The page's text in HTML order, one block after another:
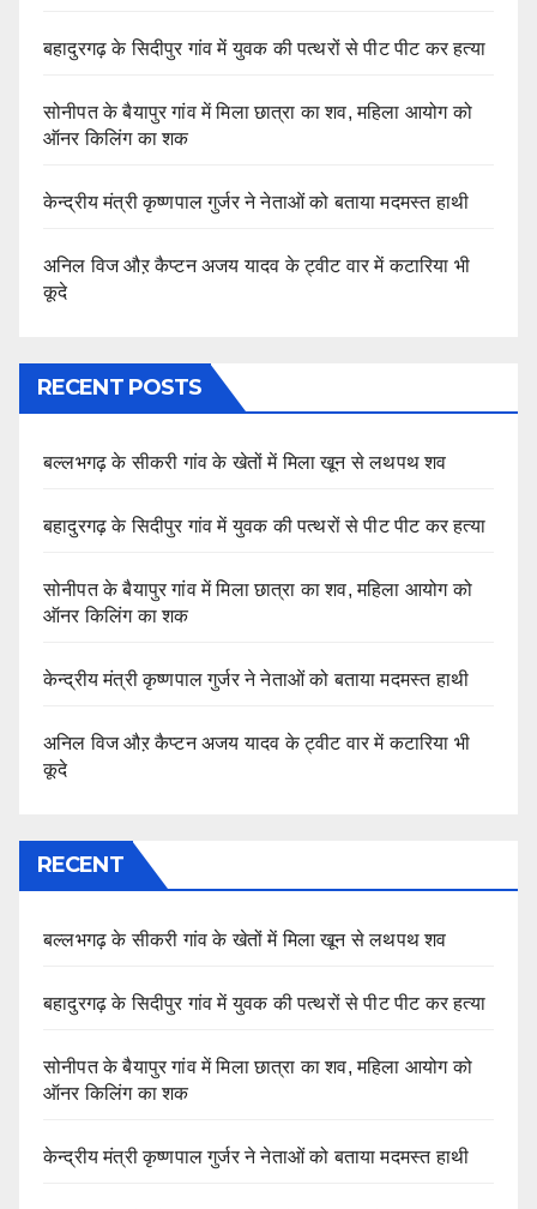
बहादुरगढ़ के सिदीपुर गांव में युवक की पत्थरों से पीट पीट कर हत्या
सोनीपत के बैयापुर गांव में मिला छात्रा का शव, महिला आयोग को
ऑनर किलिंग का शक
केन्द्रीय मंत्री कृष्णपाल गुर्जर ने नेताओं को बताया मदमस्त हाथी
अनिल विज औऱ कैप्टन अजय यादव के ट्वीट वार में कटारिया भी
कूदे
RECENT POSTS
बल्लभगढ़ के सीकरी गांव के खेतों में मिला खून से लथपथ शव
बहादुरगढ़ के सिदीपुर गांव में युवक की पत्थरों से पीट पीट कर हत्या
सोनीपत के बैयापुर गांव में मिला छात्रा का शव, महिला आयोग को
ऑनर किलिंग का शक
केन्द्रीय मंत्री कृष्णपाल गुर्जर ने नेताओं को बताया मदमस्त हाथी
अनिल विज औऱ कैप्टन अजय यादव के ट्वीट वार में कटारिया भी
कूदे
RECENT
बल्लभगढ़ के सीकरी गांव के खेतों में मिला खून से लथपथ शव
बहादुरगढ़ के सिदीपुर गांव में युवक की पत्थरों से पीट पीट कर हत्या
सोनीपत के बैयापुर गांव में मिला छात्रा का शव, महिला आयोग को
ऑनर किलिंग का शक
केन्द्रीय मंत्री कृष्णपाल गुर्जर ने नेताओं को बताया मदमस्त हाथी